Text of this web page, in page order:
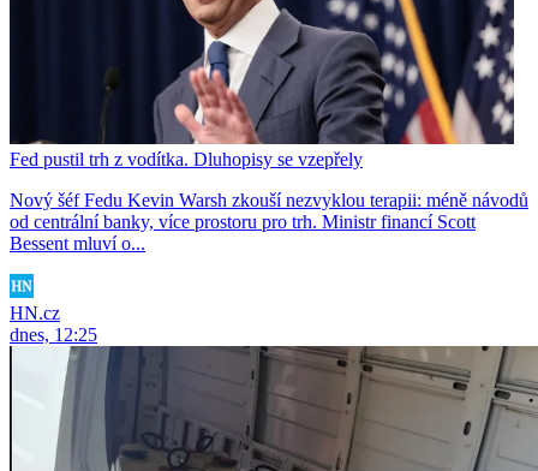
Fed pustil trh z vodítka. Dluhopisy se vzepřely
Nový šéf Fedu Kevin Warsh zkouší nezvyklou terapii: méně návodů
od centrální banky, více prostoru pro trh. Ministr financí Scott
Bessent mluví o...
HN.cz
dnes, 12:25